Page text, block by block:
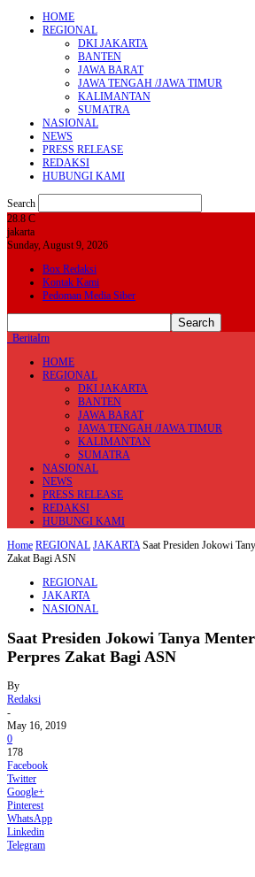
HOME
REGIONAL
DKI JAKARTA
BANTEN
JAWA BARAT
JAWA TENGAH /JAWA TIMUR
KALIMANTAN
SUMATRA
NASIONAL
NEWS
PRESS RELEASE
REDAKSI
HUBUNGI KAMI
Search
28.8 C
jakarta
Sunday, August 9, 2026
Box Redaksi
Kontak Kami
Pedoman Media Siber
BeritaIrn
HOME
REGIONAL
DKI JAKARTA
BANTEN
JAWA BARAT
JAWA TENGAH /JAWA TIMUR
KALIMANTAN
SUMATRA
NASIONAL
NEWS
PRESS RELEASE
REDAKSI
HUBUNGI KAMI
Home REGIONAL JAKARTA Saat Presiden Jokowi
Zakat Bagi ASN
REGIONAL
JAKARTA
NASIONAL
Saat Presiden Jokowi Tanya
Perpres Zakat Bagi ASN
By
Redaksi
-
May 16, 2019
0
178
Facebook
Twitter
Google+
Pinterest
WhatsApp
Linkedin
Telegram